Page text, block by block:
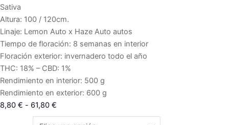
Sativa
Altura: 100 / 120cm.
Linaje: Lemon Auto x Haze Auto autos
Tiempo de floración: 8 semanas en interior
Floración exterior: invernadero todo el año
THC: 18% – CBD: 1%
Rendimiento en interior: 500 g
Rendimiento en exterior: 600 g
8,80 € - 61,80 €
de